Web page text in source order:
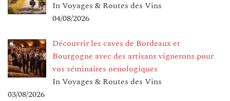
In Voyages & Routes des Vins
04/08/2026
Découvrir les caves de Bordeaux et
Bourgogne avec des artisans vignerons pour
vos séminaires oenologiques
In Voyages & Routes des Vins
03/08/2026